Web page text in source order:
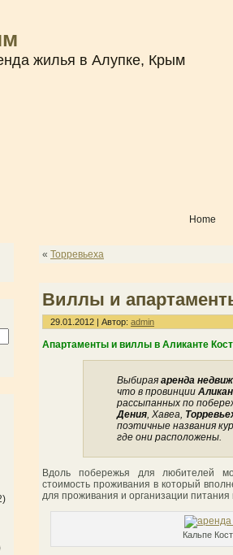
жилья в Алупке, Крым
Home
« Торревьеха
Виллы и
29.01.2012 | Автор: admin
Апартаменты и виллы в Аликанте
Выбирая аренда
что в провинции
рассыпанных по
Дения , Хавеа,
поэтичные названия
где они расположены.
Вдоль побережья для любителей
стоимость проживания в который
для проживания и организации питания
Кальпе